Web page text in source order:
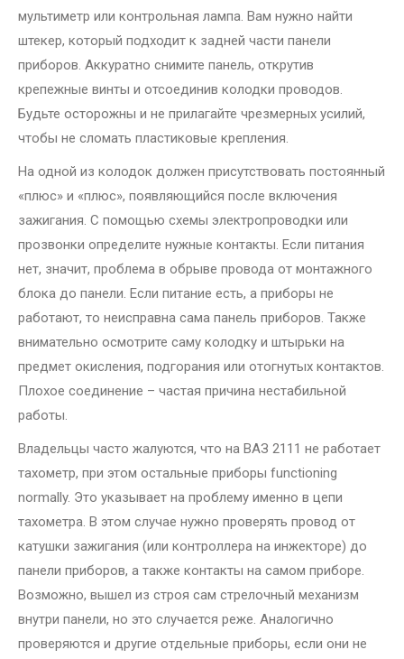
мультиметр или контрольная лампа. Вам нужно найти
штекер, который подходит к задней части панели
приборов. Аккуратно снимите панель, открутив
крепежные винты и отсоединив колодки проводов.
Будьте осторожны и не прилагайте чрезмерных усилий,
чтобы не сломать пластиковые крепления.
На одной из колодок должен присутствовать постоянный
«плюс» и «плюс», появляющийся после включения
зажигания. С помощью схемы электропроводки или
прозвонки определите нужные контакты. Если питания
нет, значит, проблема в обрыве провода от монтажного
блока до панели. Если питание есть, а приборы не
работают, то неисправна сама панель приборов. Также
внимательно осмотрите саму колодку и штырьки на
предмет окисления, подгорания или отогнутых контактов.
Плохое соединение – частая причина нестабильной
работы.
Владельцы часто жалуются, что на ВАЗ 2111 не работает
тахометр, при этом остальные приборы functioning
normally. Это указывает на проблему именно в цепи
тахометра. В этом случае нужно проверять провод от
катушки зажигания (или контроллера на инжекторе) до
панели приборов, а также контакты на самом приборе.
Возможно, вышел из строя сам стрелочный механизм
внутри панели, но это случается реже. Аналогично
проверяются и другие отдельные приборы, если они не